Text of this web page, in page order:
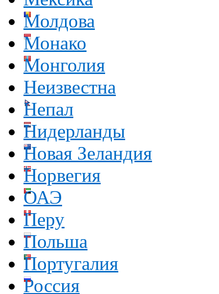
Молдова
Монако
Монголия
Неизвестна
Непал
Нидерланды
Новая Зеландия
Норвегия
ОАЭ
Перу
Польша
Португалия
Россия